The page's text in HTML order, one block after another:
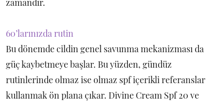
zamandır.
60’larınızda rutin
Bu dönemde cildin genel savunma mekanizması da
güç kaybetmeye başlar. Bu yüzden, gündüz
rutinlerinde olmaz ise olmaz spf içerikli referanslar
kullanmak ön plana çıkar. Divine Cream Spf 20 ve